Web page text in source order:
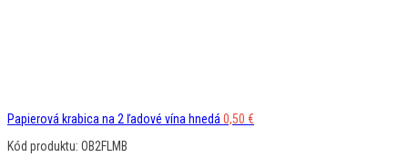
Papierová krabica na 2 ľadové vína hnedá 0,50 €
Kód produktu: OB2FLMB